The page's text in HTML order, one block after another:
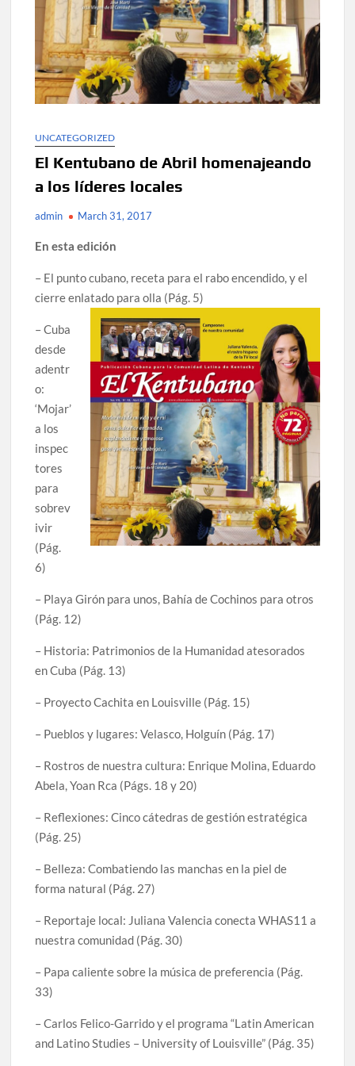
UNCATEGORIZED
El Kentubano de Abril homenajeando
a los líderes locales
admin March 31, 2017
En esta edición
– El punto cubano, receta para el rabo encendido, y el
cierre enlatado para olla (Pág. 5)
– Cuba
desde
adentr
o:
‘Mojar’
a los
inspec
tores
para
sobrev
ivir
(Pág.
6)
– Playa Girón para unos, Bahía de Cochinos para otros
(Pág. 12)
– Historia: Patrimonios de la Humanidad atesorados
en Cuba (Pág. 13)
– Proyecto Cachita en Louisville (Pág. 15)
– Pueblos y lugares: Velasco, Holguín (Pág. 17)
– Rostros de nuestra cultura: Enrique Molina, Eduardo
Abela, Yoan Rca (Págs. 18 y 20)
– Reflexiones: Cinco cátedras de gestión estratégica
(Pág. 25)
– Belleza: Combatiendo las manchas en la piel de
forma natural (Pág. 27)
– Reportaje local: Juliana Valencia conecta WHAS11 a
nuestra comunidad (Pág. 30)
– Papa caliente sobre la música de preferencia (Pág.
33)
– Carlos Felico-Garrido y el programa “Latin American
and Latino Studies – University of Louisville” (Pág. 35)